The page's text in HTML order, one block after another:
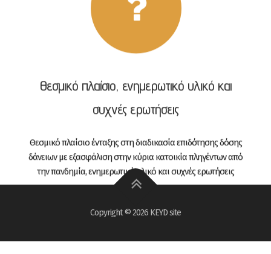
Θεσμικό πλαίσιο, ενημερωτικό υλικό και
συχνές ερωτήσεις
Θεσμικό πλαίσιο ένταξης στη διαδικασία επιδότησης δόσης
δάνειων με εξασφάλιση στην κύρια κατοικία πληγέντων από
την πανδημία, ενημερωτικό υλικό και συχνές ερωτήσεις
Copyright © 2026 KEYD site